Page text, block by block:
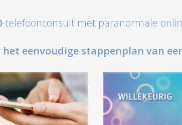
-telefoonconsult met paranormale
eenvoudige stappenplan van